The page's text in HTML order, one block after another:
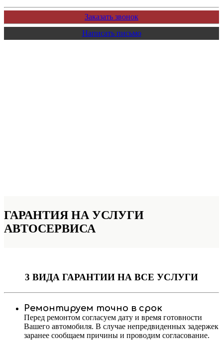
Заказать звонок
Написать письмо
ГАРАНТИЯ НА УСЛУГИ
АВТОСЕРВИСА
3 ВИДА ГАРАНТИИ НА ВСЕ УСЛУГИ
Ремонтируем точно в срок
Перед ремонтом согласуем дату и время готовности
Вашего автомобиля. В случае непредвиденных задержек
заранее сообщаем причины и проводим согласование.